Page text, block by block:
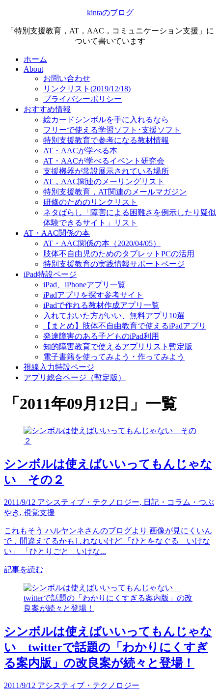
kintaのブログ
「特別支援教育，AT，AAC，コミュニケーション支援」に
ついて書いています
ホーム
About
お問い合わせ
リンクリスト(2019/12/18)
プライバシーポリシー
おすすめ情報
絵カードシンボルを手に入れるなら
フリーで使える学習ソフト･支援ソフト
特別支援教育で参考になる教材情報
AT・AACが学べる本
AT・AACが学べるイベント研究会
支援機器が常設展示されている場所
AT，AAC関連のメーリングリスト
特別支援教育，AT関連のメールマガジン
研修のためのリンクリスト
ネタばらし「障害による困難さを例示したり疑似
体験できるサイト」リスト
AT・AAC関係の本
AT・AAC関係の本（2020/04/05）
肢体不自由児のためのタブレットPCの活用
特別支援教育の実践情報サポートページ
iPad特設ページ
iPad、iPhoneアプリ一覧
iPadアプリを探す参考サイト
iPadで作れる教材作成アプリ一覧
入れておいた方がいい、無料アプリ10選
【まとめ】肢体不自由教育で使えるiPadアプリ
発達障害のある子どものiPad利用
知的障害教育で使えるアプリリスト暫定版
電子書籍を使ってみよう・作ってみよう
視線入力特設ページ
アプリ総合ページ（暫定版）
「 2011年09月12日 」 一覧
シンボルは使えばいいってもんじゃな
い その２
2011/9/12 アシスティブ・テクノロジー, 日記・コラム・つぶ
やき , 視覚支援
これもそう ハルヤンネさんのブログより 画像が見にくいん
で，間違えてるかもしれないけど 「ひとをなぐる いけな
い」 「ひとりごと いけな...
記事を読む
シンボルは使えばいいってもんじゃな
い twitterで話題の「わかりにくすぎ
る案内版」の改良案が続々と登場！
2011/9/12 アシスティブ・テクノロジー